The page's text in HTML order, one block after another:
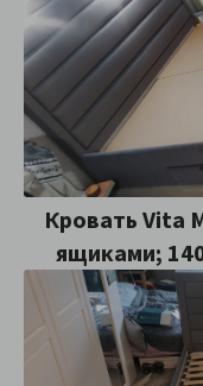
Кровать Vita
ящиками;